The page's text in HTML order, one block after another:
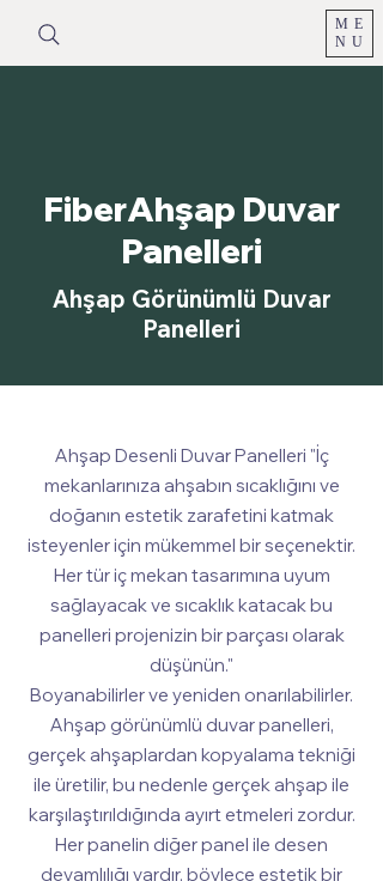
ME
NU
FiberAhşap Duvar
Panelleri
Ahşap Görünümlü Duvar
Panelleri
Ahşap Desenli Duvar Panelleri "İç
mekanlarınıza ahşabın sıcaklığını ve
doğanın estetik zarafetini katmak
isteyenler için mükemmel bir seçenektir.
Her tür iç mekan tasarımına uyum
sağlayacak ve sıcaklık katacak bu
panelleri projenizin bir parçası olarak
düşünün."
Boyanabilirler ve yeniden onarılabilirler.
Ahşap görünümlü duvar panelleri,
gerçek ahşaplardan kopyalama tekniği
ile üretilir, bu nedenle gerçek ahşap ile
karşılaştırıldığında ayırt etmeleri zordur.
Her panelin diğer panel ile desen
devamlılığı vardır, böylece estetik bir